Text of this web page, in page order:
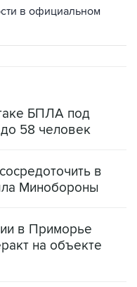
в официальном
БПЛА под
58 человек
в
Минобороны
в Приморье
на объекте